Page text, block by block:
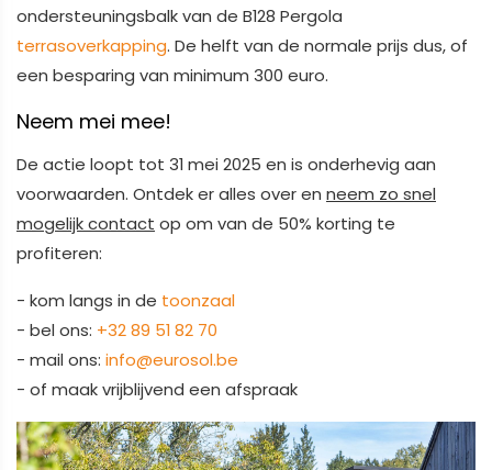
ondersteuningsbalk van de B128 Pergola
terrasoverkapping. De helft van de normale prijs dus, of
een besparing van minimum 300 euro.
Neem mei mee!
De actie loopt tot 31 mei 2025 en is onderhevig aan
voorwaarden. Ontdek er alles over en neem zo snel
mogelijk contact op om van de 50% korting te
profiteren:
- kom langs in de toonzaal
- bel ons: +32 89 51 82 70
- mail ons: info@eurosol.be
- of maak vrijblijvend een afspraak